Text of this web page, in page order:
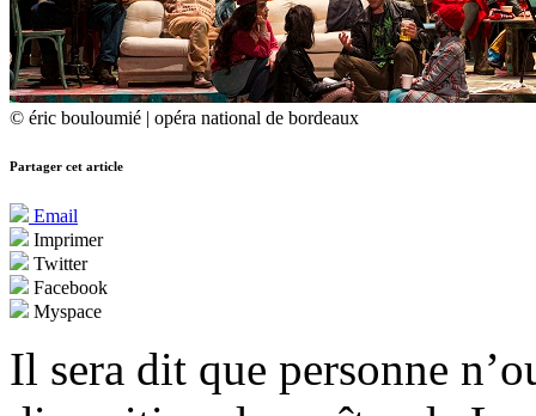
© éric bouloumié | opéra national de bordeaux
Partager cet article
Email
Imprimer
Twitter
Facebook
Myspace
Il sera dit que personne